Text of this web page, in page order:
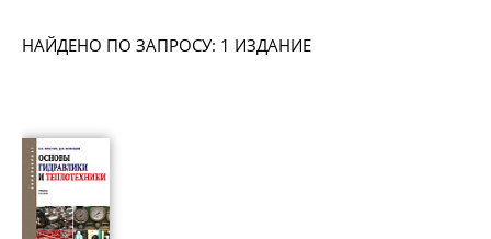
НАЙДЕНО ПО ЗАПРОСУ: 1 ИЗДАНИЕ